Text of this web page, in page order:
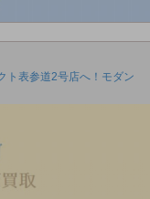
ト表参道2号店へ！モダン